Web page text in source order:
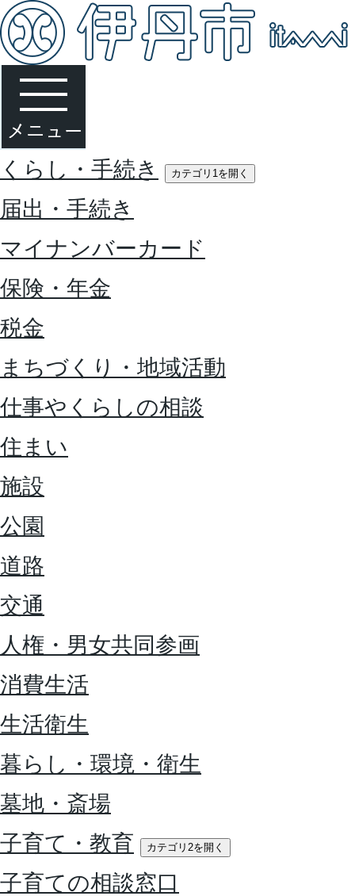
くらし・手続き カテゴリ1を開く
届出・手続き
マイナンバーカード
保険・年金
税金
まちづくり・地域活動
仕事やくらしの相談
住まい
施設
公園
道路
交通
人権・男女共同参画
消費生活
生活衛生
暮らし・環境・衛生
墓地・斎場
子育て・教育
カテゴリ2を開く
子育ての相談窓口